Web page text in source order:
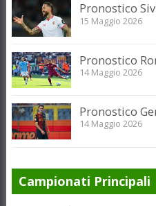
Pronostico
15 Maggio 2026
Pronostico
14 Maggio 2026
Pronostico
14 Maggio 2026
Campionati Principali